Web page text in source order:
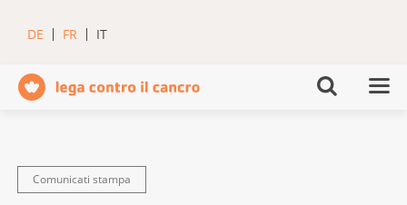
DE FR IT
Comunicati stampa